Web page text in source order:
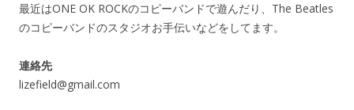
最近はONE OK ROCKのコピーバンドで遊んだり、The Beatles
のコピーバンドのスタジオお手伝いなどをしてます。
連絡先
lizefield@gmail.com